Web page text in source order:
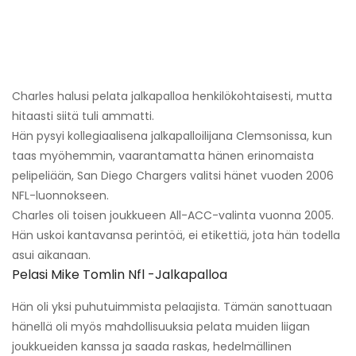
Charles halusi pelata jalkapalloa henkilökohtaisesti, mutta
hitaasti siitä tuli ammatti.
Hän pysyi kollegiaalisena jalkapalloilijana Clemsonissa, kun
taas myöhemmin, vaarantamatta hänen erinomaista
pelipeliään, San Diego Chargers valitsi hänet vuoden 2006
NFL-luonnokseen.
Charles oli toisen joukkueen All-ACC-valinta vuonna 2005.
Hän uskoi kantavansa perintöä, ei etikettiä, jota hän todella
asui aikanaan.
Pelasi Mike Tomlin Nfl -jalkapalloa
Hän oli yksi puhutuimmista pelaajista. Tämän sanottuaan
hänellä oli myös mahdollisuuksia pelata muiden liigan
joukkueiden kanssa ja saada raskas, hedelmällinen